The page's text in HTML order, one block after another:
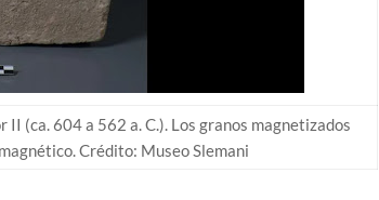
(ca. 604 a 562 a. C.). Los granos magnetizados
Crédito: Museo Slemani